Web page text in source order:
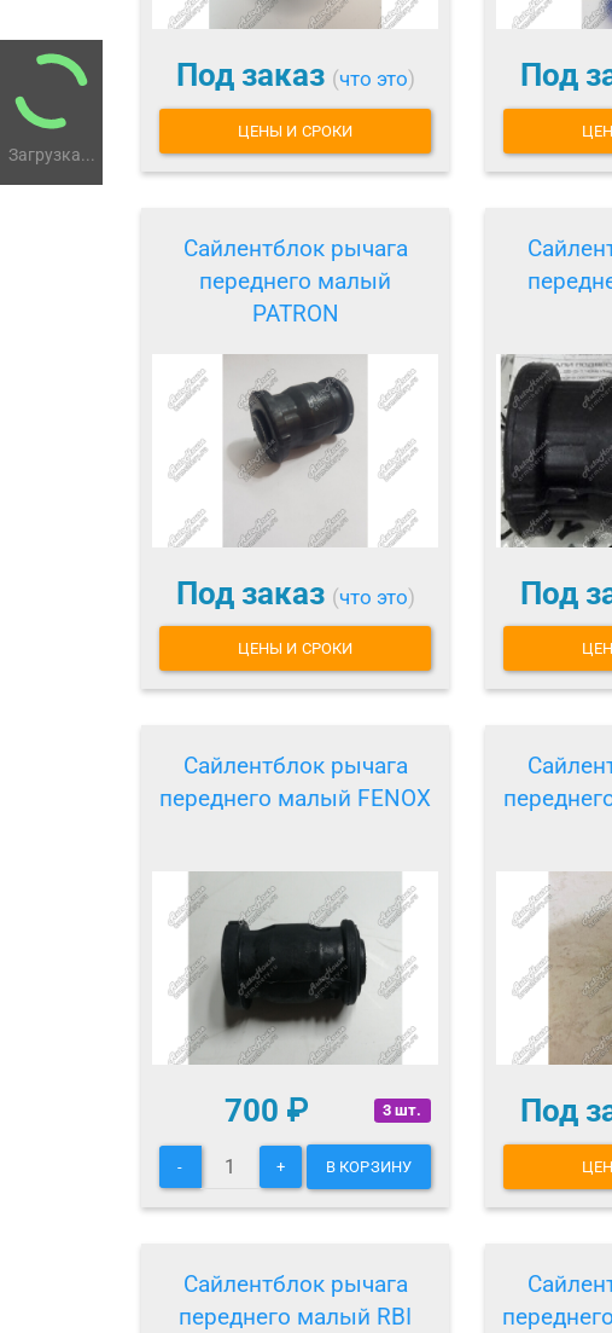
Загрузка...
Под заказ (что это)
ЦЕНЫ И СРОКИ
Под
Сайлентблок рычага
переднего малый
PATRON
Под заказ (что это)
ЦЕНЫ И СРОКИ
Под
Сайлентблок рычага
переднего малый FENOX
3 шт.
700 ₽
- + В КОРЗИНУ
Под
Сайлентблок рычага
переднего малый RBI